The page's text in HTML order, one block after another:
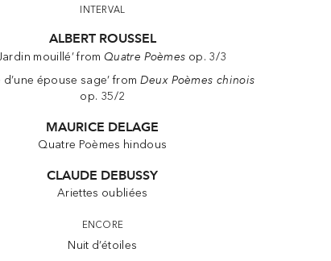
INTERVAL
ALBERT ROUSSEL
mouillé’ fromQuatre Poèmes op. 3/3
d’une épouse sage’ from Deux Poèmes chinois
op. 35/2
MAURICE DELAGE
Quatre Poèmes hindous
CLAUDE DEBUSSY
Ariettes oubliées
ENCORE
Nuit d’étoiles